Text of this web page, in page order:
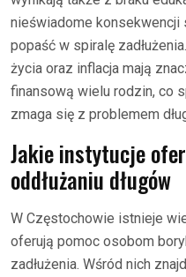
nieświadome konsekwencji
popaść w spiralę
życia oraz inflacja mają
finansową wielu rodzin, co
zmaga się z problemem
Jakie instytucje
oddłużaniu długów
W Częstochowie istnieje
oferują pomoc osobom
zadłużenia. Wśród nich